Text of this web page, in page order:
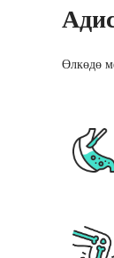
Өлкөдө